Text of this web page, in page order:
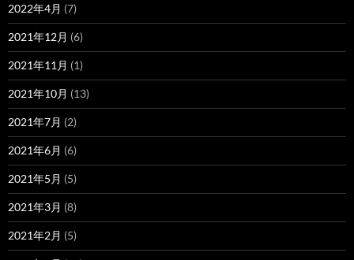
2022年4月 (7)
2021年12月 (6)
2021年11月 (1)
2021年10月 (13)
2021年7月 (2)
2021年6月 (6)
2021年5月 (5)
2021年3月 (8)
2021年2月 (5)